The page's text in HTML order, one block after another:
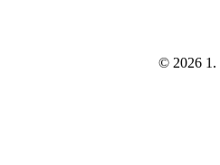
© 2026